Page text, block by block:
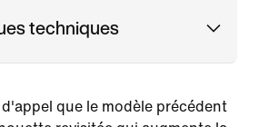
techniques
que le modèle précédent